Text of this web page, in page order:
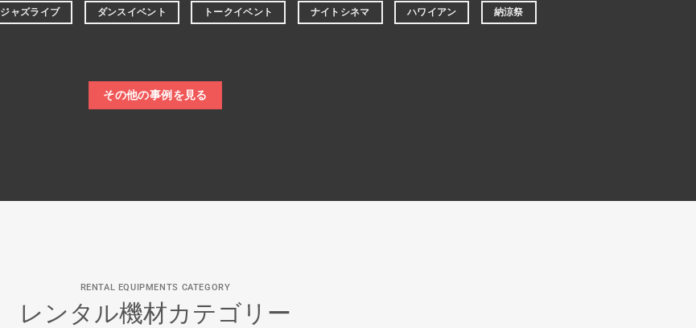
ジャズライブ ダンスイベント トークイベント ナイトシネマ ハワイアン 納涼祭
その他の事例を見る
RENTAL EQUIPMENTS CATEGORY
レンタル機材カテゴリー